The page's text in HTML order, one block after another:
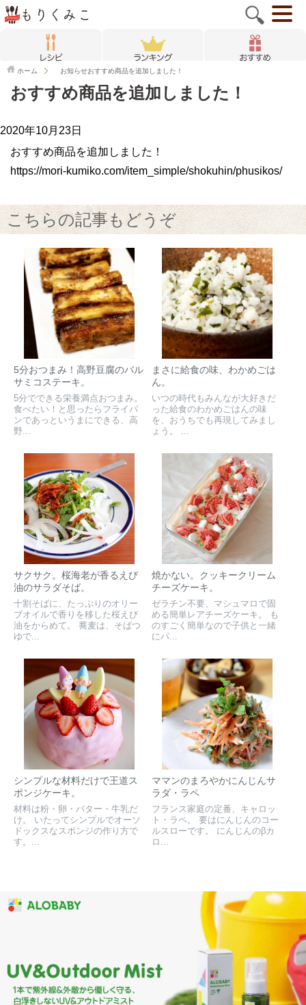
ホーム お知らせおすすめ商品を追加しました！
おすすめ商品を追加しました！
2020年10月23日
おすすめ商品を追加しました！
https://mori-kumiko.com/item_simple/shokuhin/phusikos/
こちらの記事もどうぞ
5分おつまみ！高野豆腐のバル
サミコステーキ。
5分でできる栄養満点おつまみ。
食べたい！と思ったらフライパ
ンであっというまにできる、高
野...
まさに給食の味、わかめごは
ん。
いつの時代もみんなが大好きだ
った給食のわかめごはんの味
を、おうちでも再現してみまし
ょう。 ...
サクサク。桜海老が香るえび
油のサラダそば。
十割そばに、たっぷりのオリー
ブオイルで香りを移した桜えび
油をからめて。 蕎麦は、そばつ
ゆで...
焼かない。クッキークリーム
チーズケーキ。
ゼラチン不要、マシュマロで固
める簡単レアチーズケーキ。 も
のすごく簡単なので子供と一緒
にパ...
シンプルな材料だけで王道ス
ポンジケーキ。
材料は粉・卵・バター・牛乳だ
け。 いたってシンプルでオーソ
ドックスなスポンジの作り方で
す。...
ママンのまろやかにんじんサ
ラダ・ラペ
フランス家庭の定番、キャロッ
ト・ラペ。 要はにんじんのコー
ルスローです。 にんじんのβカ
ロ...